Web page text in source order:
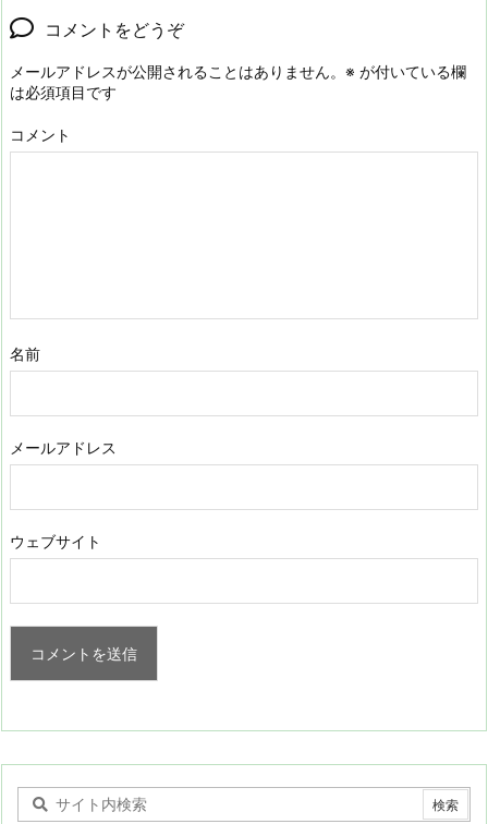
コメントをどうぞ
メールアドレスが公開されることはありません。 ※ が付いている欄
は必須項目です
コメント
名前
メールアドレス
ウェブサイト